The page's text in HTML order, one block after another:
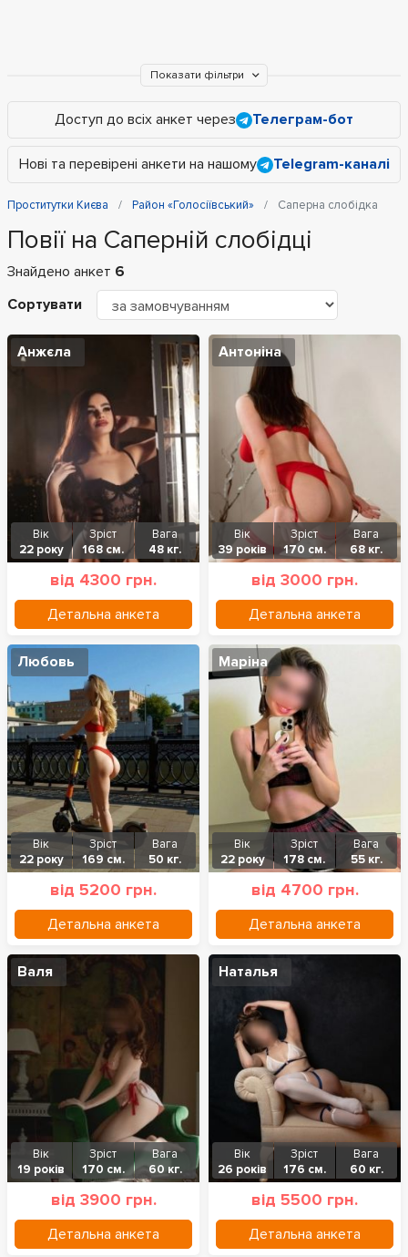
Показати фільтри
Доступ до всіх анкет через Телеграм-бот
Нові та перевірені анкети на нашому Telegram-каналі
Проститутки Києва Район «Голосіївський» Саперна слобідка
Повії на Саперній слобідці
Знайдено анкет 6
Сортувати
Анжєла
Вік
22 року
Зріст
168 см.
Вага
48 кг.
від 4300 грн.
Детальна анкета
Антоніна
Вік
39 років
Зріст
170 см.
Вага
68 кг.
від 3000 грн.
Детальна анкета
Любовь
Вік
22 року
Зріст
169 см.
Вага
50 кг.
від 5200 грн.
Детальна анкета
Маріна
Вік
22 року
Зріст
178 см.
Вага
55 кг.
від 4700 грн.
Детальна анкета
Валя
Вік
19 років
Зріст
170 см.
Вага
60 кг.
від 3900 грн.
Детальна анкета
Наталья
Вік
26 років
Зріст
176 см.
Вага
60 кг.
від 5500 грн.
Детальна анкета